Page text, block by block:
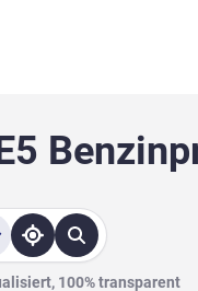
100% transparent